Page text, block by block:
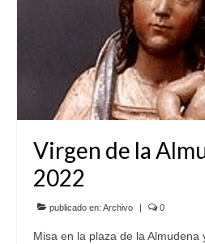
Virgen de la
2022
publicado en: Archivo | 0
Misa en la plaza de la Almudena